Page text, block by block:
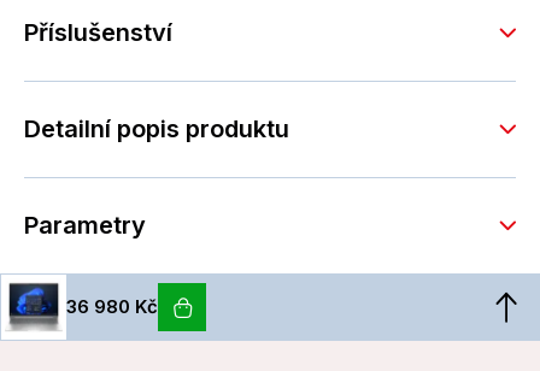
Příslušenství
Detailní popis produktu
Parametry
36 980 Kč